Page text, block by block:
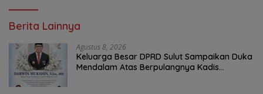
Berita Lainnya
Agustus 8, 2026
Keluarga Besar DPRD Sulut Sampaikan Duka
Mendalam Atas Berpulangnya Kadis